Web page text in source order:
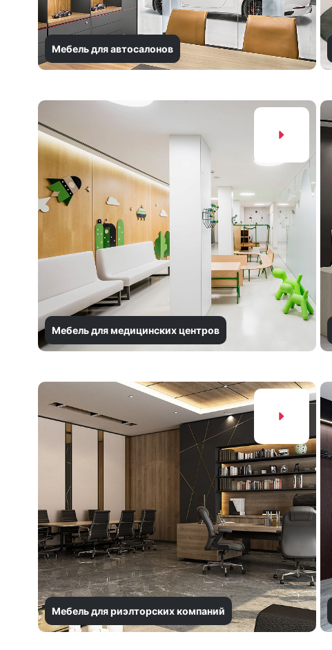
Мебель для автосалонов
Мебель для медицинских центров
Мебель для риэлторских компаний